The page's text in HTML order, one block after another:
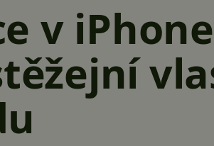
v